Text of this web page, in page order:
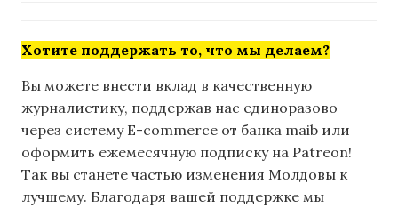
Хотите поддержать то, что мы делаем?
Вы можете внести вклад в качественную
журналистику, поддержав нас единоразово
через систему E-commerce от банка maib или
оформить ежемесячную подписку на Patreon!
Так вы станете частью изменения Молдовы к
лучшему. Благодаря вашей поддержке мы